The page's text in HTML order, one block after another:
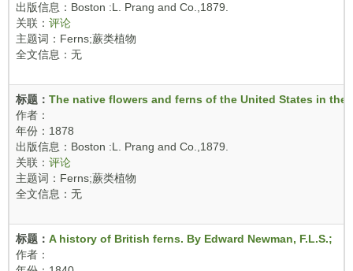
出版信息：Boston :L. Prang and Co.,1879.
关联： 评论
主题词：Ferns;蕨类植物
全文信息：无
标题： The native flowers and ferns of the United States in
作者：
年份：1878
出版信息：Boston :L. Prang and Co.,1879.
关联： 评论
主题词：Ferns;蕨类植物
全文信息：无
标题： A history of British ferns. By Edward Newman, F.L.S.;
作者：